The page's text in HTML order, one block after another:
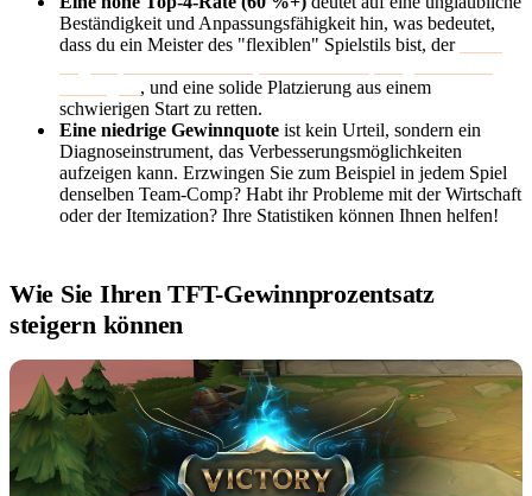
Beständigkeit und Anpassungsfähigkeit hin, was bedeutet,
dass du ein Meister des "flexiblen" Spielstils bist, der
, und eine solide Platzierung aus einem
schwierigen Start zu retten.
Eine niedrige Gewinnquote ist kein Urteil, sondern ein
Diagnoseinstrument, das Verbesserungsmöglichkeiten
aufzeigen kann. Erzwingen Sie zum Beispiel in jedem Spiel
denselben Team-Comp? Habt ihr Probleme mit der Wirtschaft
oder der Itemization? Ihre Statistiken können Ihnen helfen!
Wie Sie Ihren TFT-Gewinnprozentsatz
steigern können